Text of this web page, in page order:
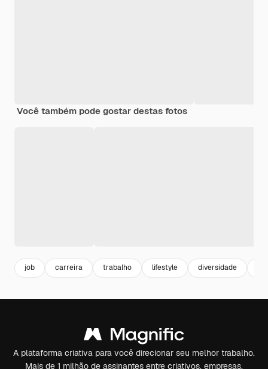
Você também pode gostar destas fotos
job carreira trabalho lifestyle diversidade
A plataforma criativa para você direcionar seu melhor trabalho.
Mais de 1 milhão de assinantes entre criativos, empresas,